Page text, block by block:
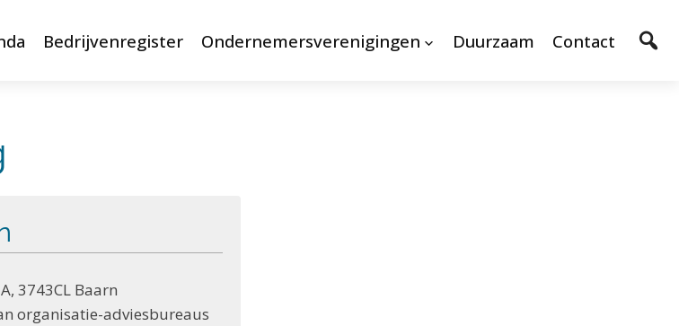
Bedrijvenregister Ondernemersverenigingen Duurzaam Contact
3743CL Baarn
organisatie-adviesbureaus